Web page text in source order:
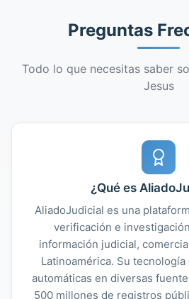
Preguntas
Todo lo que necesitas saber
Jesus
¿Qué es
AliadoJudicial es una
verificación e
información judicial,
Latinoamérica. Su
automáticas en diversas
500 millones de registros